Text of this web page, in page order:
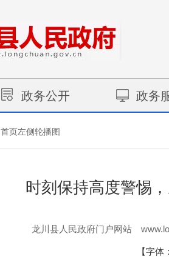
政务公开 政务
首页左侧轮播图
时刻保持高度警惕
龙川县人民政府门户网站
【字体